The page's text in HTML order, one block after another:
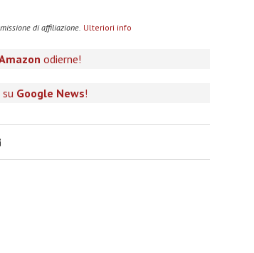
di affiliazione. Ulteriori info
odierne!
su Google News!